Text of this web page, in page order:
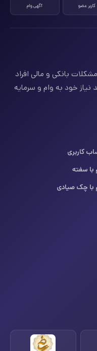
کاربر عضو آگهی وام
بانکی و مالی افراد
نیاز خود به وام و سرمایه
کاربری
با سفته
با چک صیادی